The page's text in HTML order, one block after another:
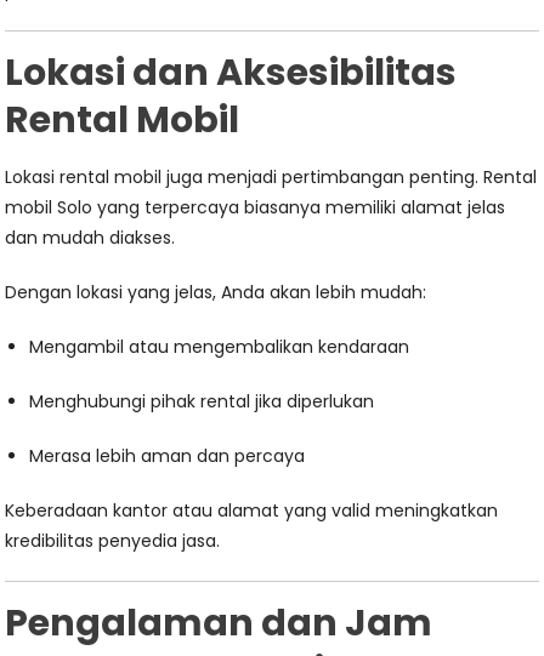
Lokasi dan Aksesibilitas
Rental Mobil
Lokasi rental mobil juga menjadi pertimbangan penting. Rental
mobil Solo yang terpercaya biasanya memiliki alamat jelas
dan mudah diakses.
Dengan lokasi yang jelas, Anda akan lebih mudah:
Mengambil atau mengembalikan kendaraan
Menghubungi pihak rental jika diperlukan
Merasa lebih aman dan percaya
Keberadaan kantor atau alamat yang valid meningkatkan
kredibilitas penyedia jasa.
Pengalaman dan Jam